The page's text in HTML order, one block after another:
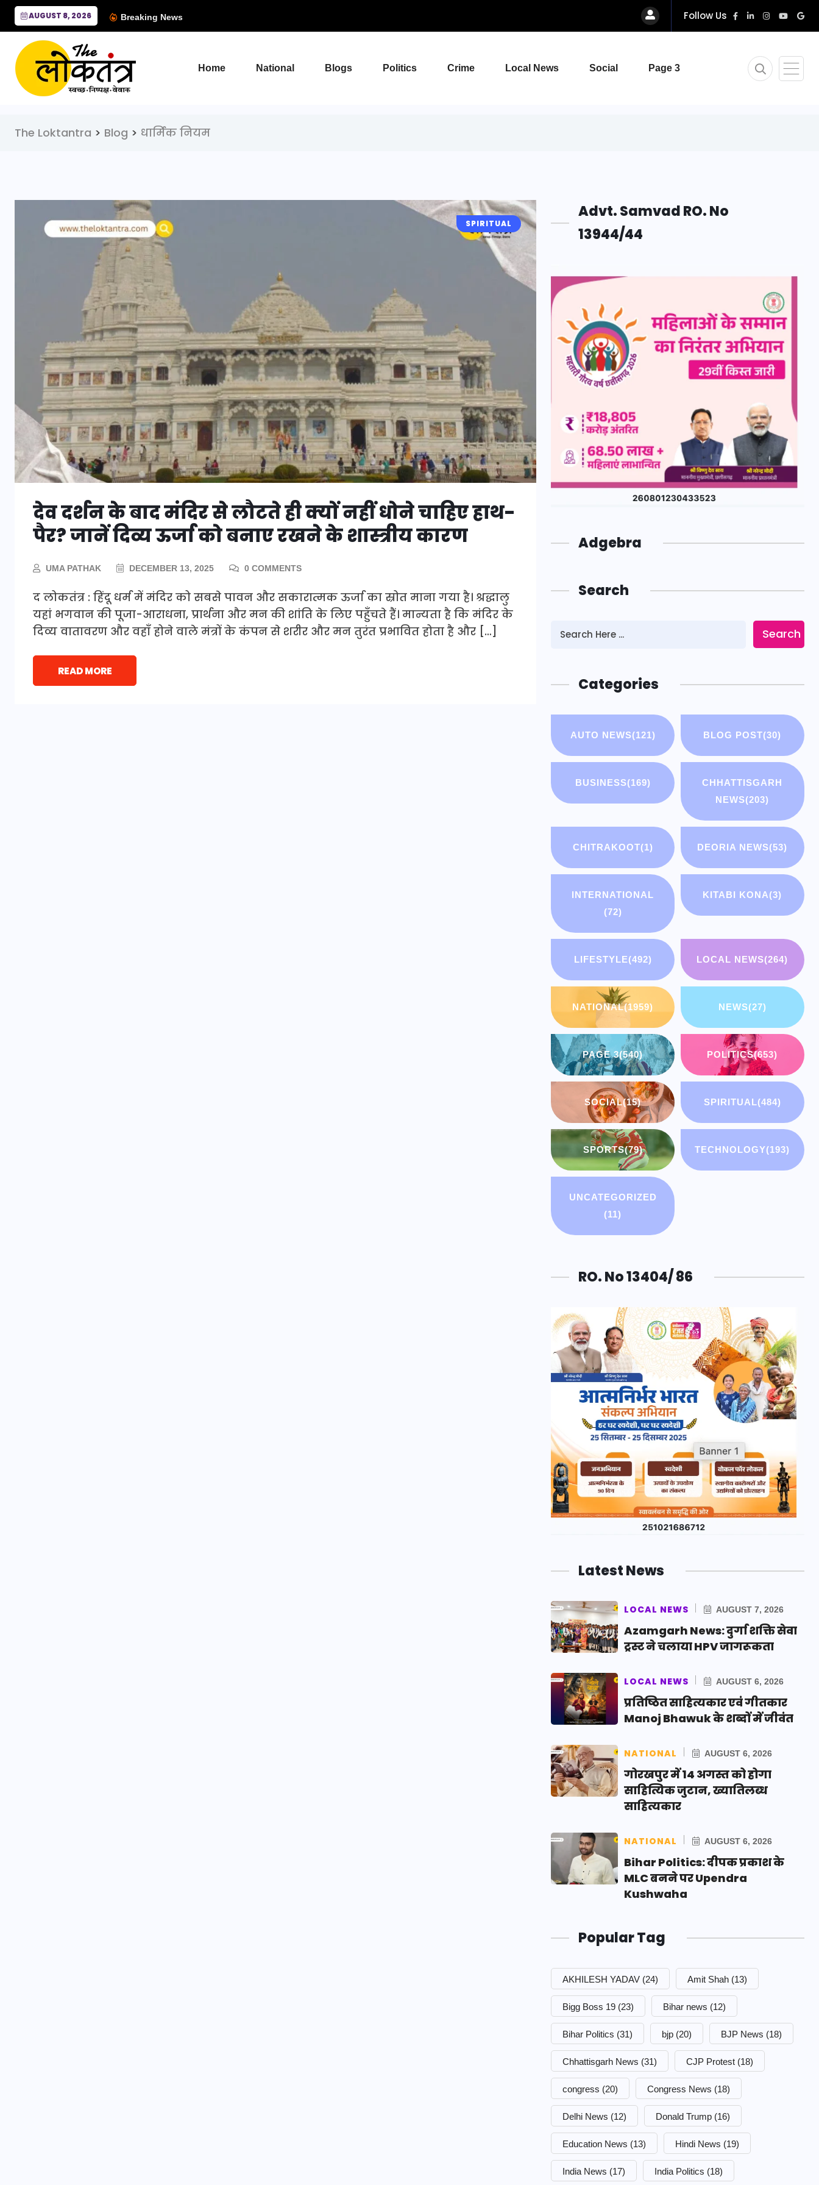
AUGUST 8, 2026 Breaking News Follow Us
Home National Blogs Politics Crime Local News Social Page 3
The Loktantra > Blog > धार्मिक नियम
SPIRITUAL
देव दर्शन के बाद मंदिर से लौटते ही क्यों नहीं धोने चाहिए हाथ-
पैर? जानें दिव्य ऊर्जा को बनाए रखने के शास्त्रीय कारण
UMA PATHAK DECEMBER 13, 2025 0 COMMENTS
द लोकतंत्र : हिंदू धर्म में मंदिर को सबसे पावन और सकारात्मक ऊर्जा का स्रोत माना गया है। श्रद्धालु
यहां भगवान की पूजा-आराधना, प्रार्थना और मन की शांति के लिए पहुँचते हैं। मान्यता है कि मंदिर के
दिव्य वातावरण और वहाँ होने वाले मंत्रों के कंपन से शरीर और मन तुरंत प्रभावित होता है और […]
READ MORE
Advt. Samvad RO. No
13944/44
Adgebra
Search
Search
Categories
AUTO NEWS(121) BLOG POST(30)
BUSINESS(169)
CHHATTISGARH
NEWS(203)
CHITRAKOOT(1) DEORIA NEWS(53)
INTERNATIONAL
(72)
KITABI KONA(3)
LIFESTYLE(492) LOCAL NEWS(264)
NATIONAL(1959) NEWS(27)
PAGE 3(540) POLITICS(653)
SOCIAL(15) SPIRITUAL(484)
SPORTS(79) TECHNOLOGY(193)
UNCATEGORIZED
(11)
RO. No 13404/ 86
Latest News
LOCAL NEWS AUGUST 7, 2026
Azamgarh News: दुर्गा शक्ति सेवा
ट्रस्ट ने चलाया HPV जागरूकता
LOCAL NEWS AUGUST 6, 2026
प्रतिष्ठित साहित्यकार एवं गीतकार
Manoj Bhawuk के शब्दों में जीवंत
NATIONAL AUGUST 6, 2026
गोरखपुर में 14 अगस्त को होगा
साहित्यिक जुटान, ख्यातिलब्ध
साहित्यकार
NATIONAL AUGUST 6, 2026
Bihar Politics: दीपक प्रकाश के
MLC बनने पर Upendra
Kushwaha
Popular Tag
AKHILESH YADAV (24) Amit Shah (13)
Bigg Boss 19 (23) Bihar news (12)
Bihar Politics (31) bjp (20) BJP News (18)
Chhattisgarh News (31) CJP Protest (18)
congress (20) Congress News (18)
Delhi News (12) Donald Trump (16)
Education News (13) Hindi News (19)
India News (17) India Politics (18)